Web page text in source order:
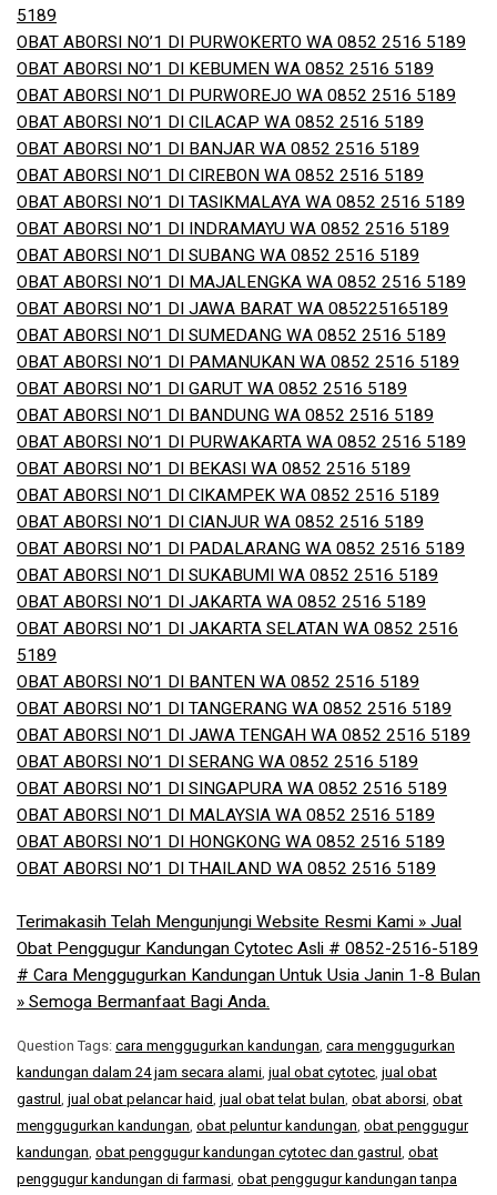
5189
OBAT ABORSI NO’1 DI PURWOKERTO WA 0852 2516 5189
OBAT ABORSI NO’1 DI KEBUMEN WA 0852 2516 5189
OBAT ABORSI NO’1 DI PURWOREJO WA 0852 2516 5189
OBAT ABORSI NO’1 DI CILACAP WA 0852 2516 5189
OBAT ABORSI NO’1 DI BANJAR WA 0852 2516 5189
OBAT ABORSI NO’1 DI CIREBON WA 0852 2516 5189
OBAT ABORSI NO’1 DI TASIKMALAYA WA 0852 2516 5189
OBAT ABORSI NO’1 DI INDRAMAYU WA 0852 2516 5189
OBAT ABORSI NO’1 DI SUBANG WA 0852 2516 5189
OBAT ABORSI NO’1 DI MAJALENGKA WA 0852 2516 5189
OBAT ABORSI NO’1 DI JAWA BARAT WA 085225165189
OBAT ABORSI NO’1 DI SUMEDANG WA 0852 2516 5189
OBAT ABORSI NO’1 DI PAMANUKAN WA 0852 2516 5189
OBAT ABORSI NO’1 DI GARUT WA 0852 2516 5189
OBAT ABORSI NO’1 DI BANDUNG WA 0852 2516 5189
OBAT ABORSI NO’1 DI PURWAKARTA WA 0852 2516 5189
OBAT ABORSI NO’1 DI BEKASI WA 0852 2516 5189
OBAT ABORSI NO’1 DI CIKAMPEK WA 0852 2516 5189
OBAT ABORSI NO’1 DI CIANJUR WA 0852 2516 5189
OBAT ABORSI NO’1 DI PADALARANG WA 0852 2516 5189
OBAT ABORSI NO’1 DI SUKABUMI WA 0852 2516 5189
OBAT ABORSI NO’1 DI JAKARTA WA 0852 2516 5189
OBAT ABORSI NO’1 DI JAKARTA SELATAN WA 0852 2516
5189
OBAT ABORSI NO’1 DI BANTEN WA 0852 2516 5189
OBAT ABORSI NO’1 DI TANGERANG WA 0852 2516 5189
OBAT ABORSI NO’1 DI JAWA TENGAH WA 0852 2516 5189
OBAT ABORSI NO’1 DI SERANG WA 0852 2516 5189
OBAT ABORSI NO’1 DI SINGAPURA WA 0852 2516 5189
OBAT ABORSI NO’1 DI MALAYSIA WA 0852 2516 5189
OBAT ABORSI NO’1 DI HONGKONG WA 0852 2516 5189
OBAT ABORSI NO’1 DI THAILAND WA 0852 2516 5189
Terimakasih Telah Mengunjungi Website Resmi Kami » Jual
Obat Penggugur Kandungan Cytotec Asli # 0852-2516-5189
# Cara Menggugurkan Kandungan Untuk Usia Janin 1-8 Bulan
» Semoga Bermanfaat Bagi Anda.
Question Tags: cara menggugurkan kandungan cara menggugurkan
kandungan dalam 24 jam secara alami jual obat cytotec jual obat
gastrul jual obat pelancar haid jual obat telat bulan obat aborsi obat
menggugurkan kandungan obat peluntur kandungan obat penggugur
kandungan obat penggugur kandungan cytotec dan gastrul obat
penggugur kandungan di farmasi obat penggugur kandungan tanpa